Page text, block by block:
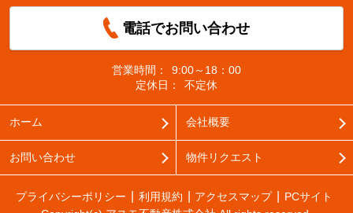
電話でお問い合わせ
営業時間：
9:00～18：00
定休日：
不定休
ホーム 会社概要
お問い合わせ 物件リクエスト
プライバシーポリシー 利用規約 アクセスマップ
PCサイト